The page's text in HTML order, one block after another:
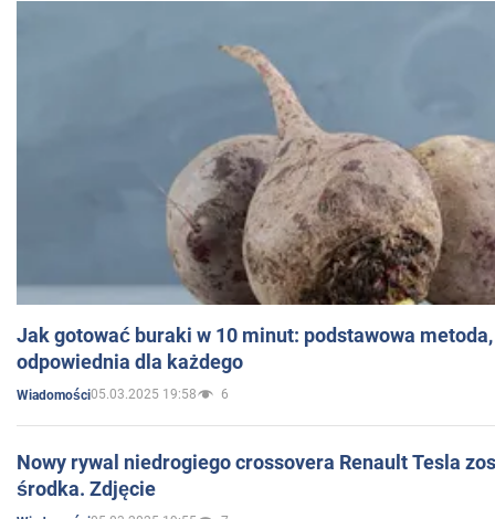
Jak gotować buraki w 10 minut: podstawowa
odpowiednia dla każdego
Wiadomości05.03.2025 19:58 6
Nowy rywal niedrogiego crossovera Renault Tesla
środka. Zdjęcie